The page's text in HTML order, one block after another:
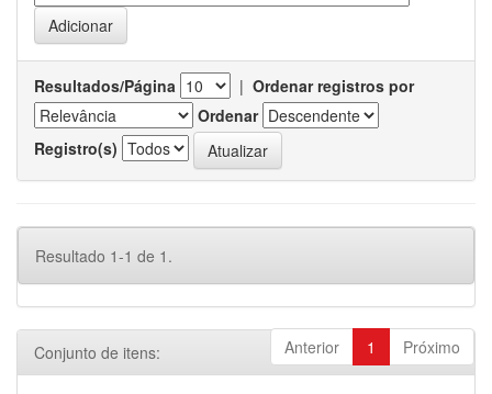
Resultados/Página | Ordenar registros por
Ordenar
Registro(s)
Resultado 1-1 de 1.
Anterior 1 Próximo
Conjunto de itens: